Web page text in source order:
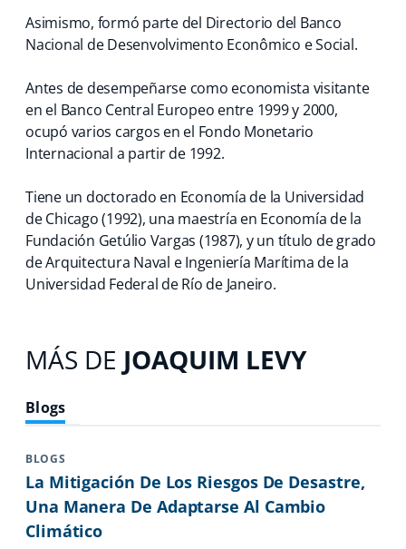
Asimismo, formó parte del Directorio del Banco
Nacional de Desenvolvimento Econômico e Social.
Antes de desempeñarse como economista visitante
en el Banco Central Europeo entre 1999 y 2000,
ocupó varios cargos en el Fondo Monetario
Internacional a partir de 1992.
Tiene un doctorado en Economía de la Universidad
de Chicago (1992), una maestría en Economía de la
Fundación Getúlio Vargas (1987), y un título de grado
de Arquitectura Naval e Ingeniería Marítima de la
Universidad Federal de Río de Janeiro.
MÁS DE JOAQUIM LEVY
Blogs
BLOGS
La Mitigación De Los Riesgos De Desastre,
Una Manera De Adaptarse Al Cambio
Climático